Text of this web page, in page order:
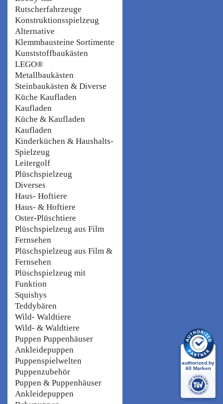
Rutscherfahrzeuge
Konstruktionsspielzeug
Alternative
Klemmbausteine Sortimente
Kunststoffbaukästen
LEGO®
Metallbaukästen
Steinbaukästen & Diverse
Küche Kaufladen
Kaufladen
Küche & Kaufladen
Kaufladen
Kinderküchen & Haushalts-
Spielzeug
Leitergolf
Plüschspielzeug
Diverses
Haus- Hoftiere
Haus- & Hoftiere
Oster-Plüschtiere
Plüschspielzeug aus Film
Fernsehen
Plüschspielzeug aus Film &
Fernsehen
Plüschspielzeug mit
Funktion
Squishys
Teddybären
Wild- Waldtiere
Wild- & Waldtiere
Puppen Puppenhäuser
Ankleidepuppen
Puppenspielwelten
Puppenzubehör
Puppen & Puppenhäuser
Ankleidepuppen